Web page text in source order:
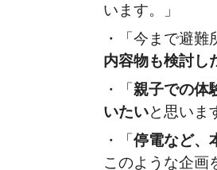
います。」
・「今まで避
内容物も検討し
・「親子での体
いたいと思いま
・「停電など、
このような企画